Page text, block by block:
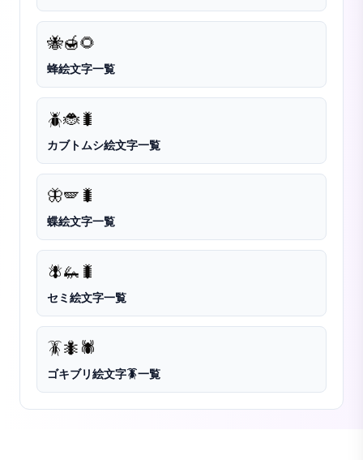
🐝🍯🌻
蜂絵文字一覧
🪲🐞 🐛
カブトムシ絵文字一覧
🦋🪽 🐛
蝶絵文字一覧
🪰🦗 🐛
セミ絵文字一覧
🪳🐜 🕷️
ゴキブリ絵文字🪳一覧